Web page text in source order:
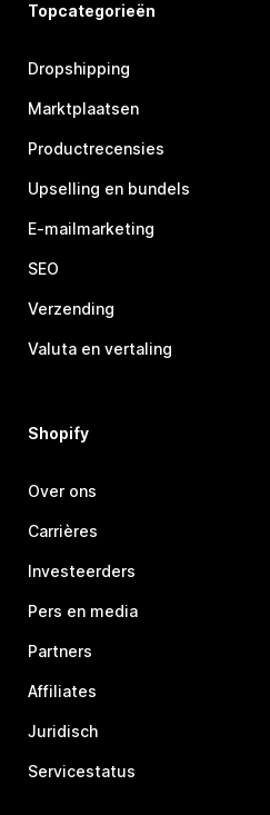
Topcategorieën
Dropshipping
Marktplaatsen
Productrecensies
Upselling en bundels
E-mailmarketing
SEO
Verzending
Valuta en vertaling
Shopify
Over ons
Carrières
Investeerders
Pers en media
Partners
Affiliates
Juridisch
Servicestatus